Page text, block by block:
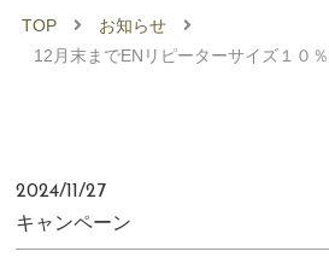
TOP
お知らせ
12月末までENリピーターサイズ１０
2024/11/27
キャンペーン